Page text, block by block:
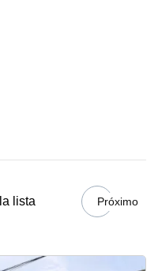
lista Próximo